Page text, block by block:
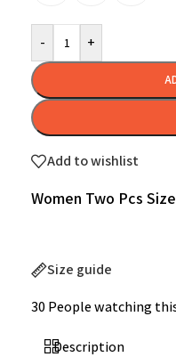
- +
Add to wishlist
Women Two Pcs
Size guide
30People watching
Description